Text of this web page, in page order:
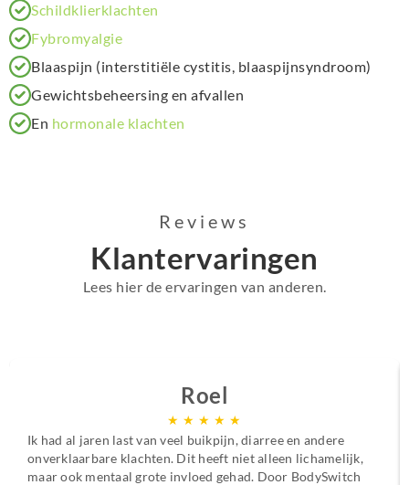
Schildklierklachten
Fybromyalgie
Blaaspijn (interstitiële cystitis, blaaspijnsyndroom)
Gewichtsbeheersing en afvallen
En hormonale klachten
Reviews
Klantervaringen
Lees hier de ervaringen van anderen.
Roel
★ ★ ★ ★ ★
Ik had al jaren last van veel buikpijn, diarree en andere
onverklaarbare klachten. Dit heeft niet alleen lichamelijk,
maar ook mentaal grote invloed gehad. Door BodySwitch